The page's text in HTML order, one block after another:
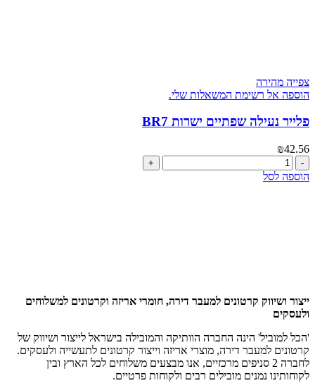
צפייה מהירה
הוספה אל רשימת המשאלות שלי.
פלייר נעילה שפתיים ישרות BR7
₪42.56
כמות
של
הוספה לסל
ייצור ושיווק קרטונים למעבר דירה, חומרי אריזה וקרטונים למשלוחים
ולעסקים
'הכל למוביל' הינה החברה הוותיקה והמובילה בישראל לייצור ושיווק של
קרטונים למעבר דירה, מוצרי אריזה וייצור קרטונים לתעשייה ולעסקים.
לחברה 2 סניפים מרכזיים, אנו מבצעים משלוחים לכל הארץ ובין
לקוחותינו נמנים מובילים רבים ולקוחות פרטיים.